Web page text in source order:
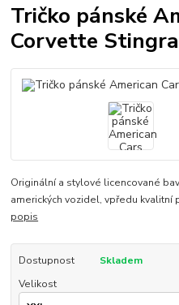
Tričko pánské
Corvette
Originální a stylové licencované
amerických vozidel, vpředu kvalitní
popis
Dostupnost
Skladem
Velikost